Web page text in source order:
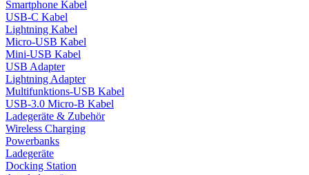
Smartphone Kabel
USB-C Kabel
Lightning Kabel
Micro-USB Kabel
Mini-USB Kabel
USB Adapter
Lightning Adapter
Multifunktions-USB Kabel
USB-3.0 Micro-B Kabel
Ladegeräte & Zubehör
Wireless Charging
Powerbanks
Ladegeräte
Docking Station